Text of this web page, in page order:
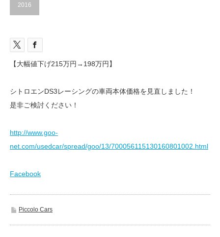
2016
【大幅値下げ215万円→198万円】
シトロエンDS3レーシングの車両本体価格を見直しました！
是非ご検討ください！
http://www.goo-
net.com/usedcar/spread/goo/13/700056115130160801002.html
Facebook
Piccolo Cars